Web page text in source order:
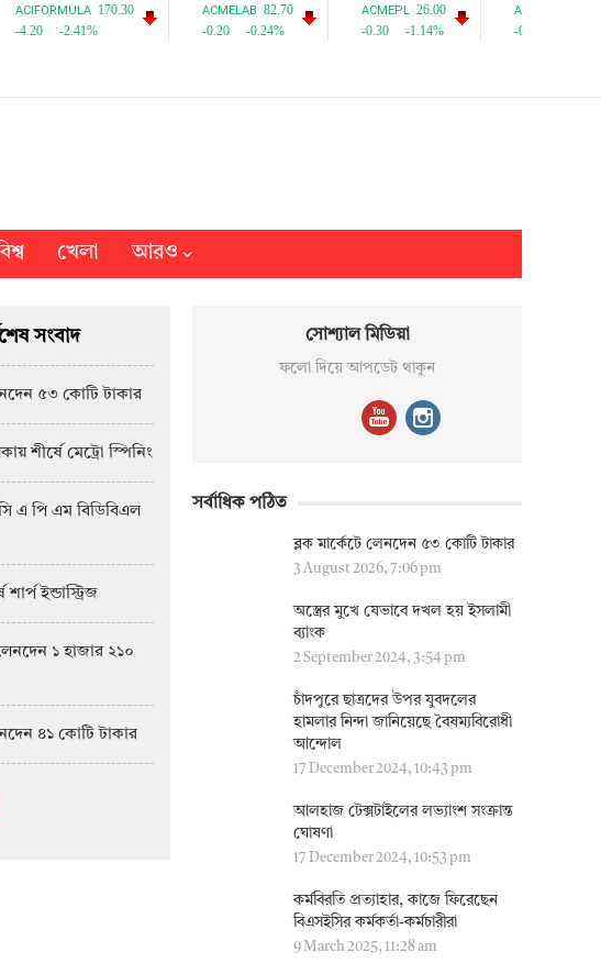
খেলা আরও
পিএফফার্স্ট মিউচুয়াল ফান্ড সাপ্তাহিক
সংবাদ
৫৩ কোটি টাকার
শীর্ষে মেট্রো স্পিনিং
সি এ পি এম বিডিবিএল
ইন্ডাস্ট্রিজ
১ হাজার ২১০
৪১ কোটি টাকার
সোশ্যাল মিডিয়া
ফলো দিয়ে আপডেট থাকুন
সর্বাধিক পঠিত
ব্লক মার্কেটে লেনদেন ৫৩ কোটি টাকার
3 August 2026, 7:06 pm
অস্ত্রের মুখে যেভাবে দখল হয় ইসলামী
ব্যাংক
2 September 2024, 3:54 pm
চাঁদপুরে ছাত্রদের উপর যুবদলের
হামলার নিন্দা জানিয়েছে বৈষম্যবিরোধী
আন্দোল
17 December 2024, 10:43 pm
আলহাজ টেক্সটাইলের লভ্যাংশ সংক্রান্ত
ঘোষণা
17 December 2024, 10:53 pm
কর্মবিরতি প্রত্যাহার, কাজে ফিরেছেন
বিএসইসির কর্মকর্তা-কর্মচারীরা
9 March 2025, 11:28 am